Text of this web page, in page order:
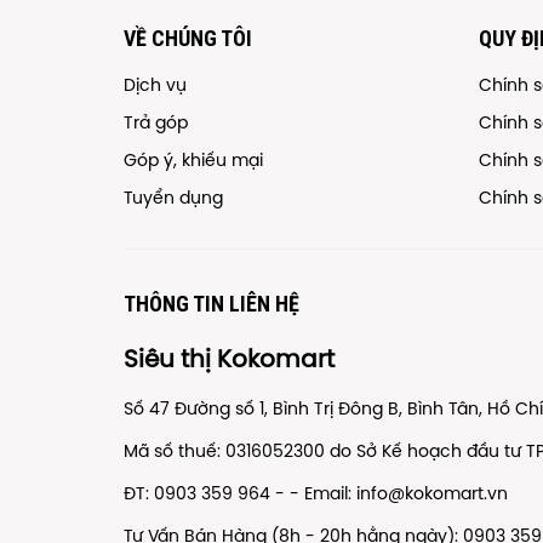
STAAMI ST623
(30CMX14CMX14CM)
175,000 đ
VỀ CHÚNG TÔI
Dịch vụ
Trả góp
Góp ý, khiếu mại
Tuyển dụng
QUY
Chính
Chính
Chính
Chính
THÔNG TIN LIÊN HỆ
Siêu thị Kokomart
Số 47 Đường số 1, Bình Trị Đông B, Bình Tân, Hồ
Mã số thuế: 0316052300 do Sở Kế hoạch đầu tư
ĐT: 0903 359 964 - - Email: info@kokomart.vn
Tư Vấn Bán Hàng (8h - 20h hằng ngày): 0903